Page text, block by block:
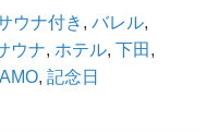
ウナ付き ,バレル,
ウナ, ホテル,下田 ,
,記念日